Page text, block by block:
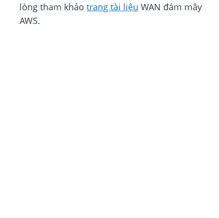
lòng tham khảo trang tài liệu WAN đám mây
AWS.